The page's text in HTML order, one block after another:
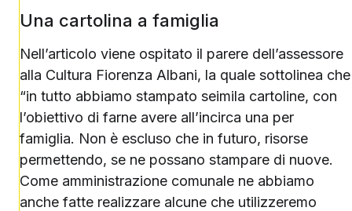
Una cartolina a famiglia
Nell’articolo viene ospitato il parere dell’assessore
alla Cultura Fiorenza Albani, la quale sottolinea che
“in tutto abbiamo stampato seimila cartoline, con
l’obiettivo di farne avere all’incirca una per
famiglia. Non è escluso che in futuro, risorse
permettendo, se ne possano stampare di nuove.
Come amministrazione comunale ne abbiamo
anche fatte realizzare alcune che utilizzeremo